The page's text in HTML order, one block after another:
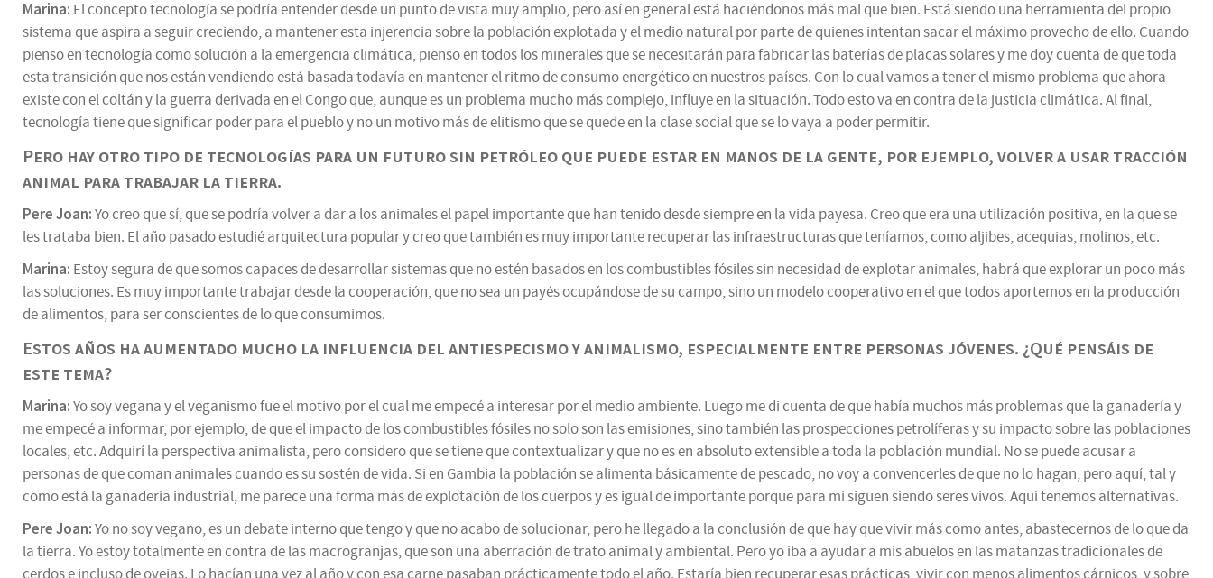
Marina: El concepto tecnología se podría entender desde un punto de vista muy amplio, pero así en general está haciéndonos más mal que bien. Está siendo una herramienta del propio
sistema que aspira a seguir creciendo, a mantener esta injerencia sobre la población explotada y el medio natural por parte de quienes intentan sacar el máximo provecho de ello. Cuando
pienso en tecnología como solución a la emergencia climática, pienso en todos los minerales que se necesitarán para fabricar las baterías de placas solares y me doy cuenta de que toda
esta transición que nos están vendiendo está basada todavía en mantener el ritmo de consumo energético en nuestros países. Con lo cual vamos a tener el mismo problema que ahora
existe con el coltán y la guerra derivada en el Congo que, aunque es un problema mucho más complejo, influye en la situación. Todo esto va en contra de la justicia climática. Al final,
tecnología tiene que significar poder para el pueblo y no un motivo más de elitismo que se quede en la clase social que se lo vaya a poder permitir.
Pero hay otro tipo de tecnologías para un futuro sin petróleo que puede estar en manos de la gente, por ejemplo, volver a usar tracción
animal para trabajar la tierra.
Pere Joan:Yo creo que sí, que se podría volver a dar a los animales el papel importante que han tenido desde siempre en la vida payesa. Creo que era una utilización positiva, en la que se
les trataba bien. El año pasado estudié arquitectura popular y creo que también es muy importante recuperar las infraestructuras que teníamos, como aljibes, acequias, molinos, etc.
Marina: Estoy segura de que somos capaces de desarrollar sistemas que no estén basados en los combustibles fósiles sin necesidad de explotar animales, habrá que explorar un poco más
las soluciones. Es muy importante trabajar desde la cooperación, que no sea un payés ocupándose de su campo, sino un modelo cooperativo en el que todos aportemos en la producción
de alimentos, para ser conscientes de lo que consumimos.
Estos años ha aumentado mucho la influencia del antiespecismo y animalismo, especialmente entre personas jóvenes. ¿Qué pensáis de
este tema?
Marina:Yo soy vegana y el veganismo fue el motivo por el cual me empecé a interesar por el medio ambiente. Luego me di cuenta de que había muchos más problemas que la ganadería y
me empecé a informar, por ejemplo, de que el impacto de los combustibles fósiles no solo son las emisiones, sino también las prospecciones petrolíferas y su impacto sobre las poblaciones
locales, etc. Adquirí la perspectiva animalista, pero considero que se tiene que contextualizar y que no es en absoluto extensible a toda la población mundial. No se puede acusar a
personas de que coman animales cuando es su sostén de vida. Si en Gambia la población se alimenta básicamente de pescado, no voy a convencerles de que no lo hagan, pero aquí, tal y
como está la ganadería industrial, me parece una forma más de explotación de los cuerpos y es igual de importante porque para mí siguen siendo seres vivos. Aquí tenemos alternativas.
Pere Joan:Yo no soy vegano, es un debate interno que tengo y que no acabo de solucionar, pero he llegado a la conclusión de que hay que vivir más como antes, abastecernos de lo que da
la tierra. Yo estoy totalmente en contra de las macrogranjas, que son una aberración de trato animal y ambiental. Pero yo iba a ayudar a mis abuelos en las matanzas tradicionales de